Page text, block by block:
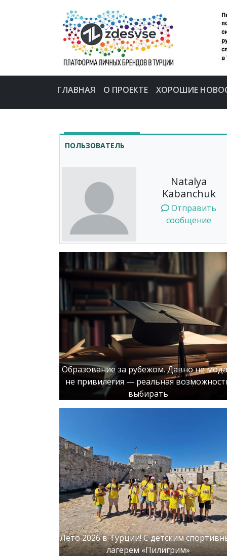
ГЛАВНАЯ О ПРОЕКТЕ ХОРОШИЕ
ПОЛЬЗОВАТЕЛЬ
Natalya
Kabanchuk
Отправить
сообщение
Образование за рубежом. Давно не
не привилегия — реальная
выбирать
Лето 2026 в Турции! С детским
лагерем «Пилигрим»